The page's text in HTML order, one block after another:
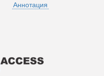
Аннотация